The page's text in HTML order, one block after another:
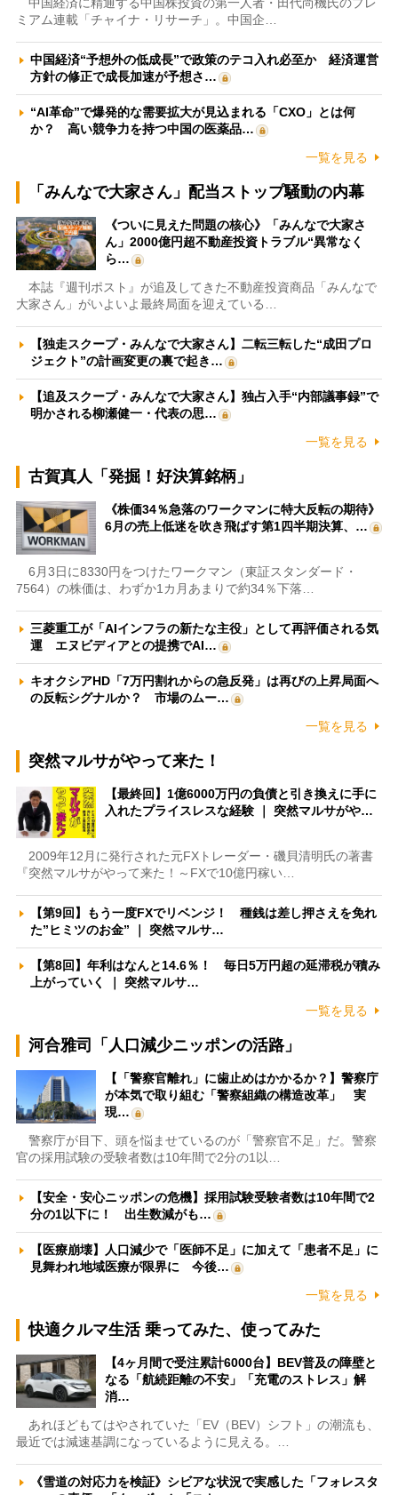
ミアム連載「チャイナ・リサーチ」。中国企…
中国経済“予想外の低成長”で政策のテコ入れ必至か 経済運営
方針の修正で成長加速が予想さ…
“AI革命”で爆発的な需要拡大が見込まれる「CXO」とは何
か？ 高い競争力を持つ中国の医薬品…
一覧を見る
「みんなで大家さん」配当ストップ騒動の内幕
《ついに見えた問題の核心》「みんなで大家さ
ん」2000億円超不動産投資トラブル“異常なく
ら…
本誌『週刊ポスト』が追及してきた不動産投資商品「みんなで
大家さん」がいよいよ最終局面を迎えている…
【独走スクープ・みんなで大家さん】二転三転した“成田プロ
ジェクト”の計画変更の裏で起き…
【追及スクープ・みんなで大家さん】独占入手“内部議事録”で
明かされる柳瀬健一・代表の思…
一覧を見る
古賀真人「発掘！好決算銘柄」
《株価34％急落のワークマンに特大反転の期待》
6月の売上低迷を吹き飛ばす第1四半期決算、…
6月3日に8330円をつけたワークマン（東証スタンダード・
7564）の株価は、わずか1カ月あまりで約34％下落…
三菱重工が「AIインフラの新たな主役」として再評価される気
運 エヌビディアとの提携でAI…
キオクシアHD「7万円割れからの急反発」は再びの上昇局面へ
の反転シグナルか？ 市場のムー…
一覧を見る
突然マルサがやって来た！
【最終回】1億6000万円の負債と引き換えに手に
入れたプライスレスな経験 ｜ 突然マルサがや…
2009年12月に発行された元FXトレーダー・磯貝清明氏の著書
『突然マルサがやって来た！～FXで10億円稼い…
【第9回】もう一度FXでリベンジ！ 種銭は差し押さえを免れ
た”ヒミツのお金” ｜ 突然マルサ…
【第8回】年利はなんと14.6％！ 毎日5万円超の延滞税が積み
上がっていく ｜ 突然マルサ…
一覧を見る
河合雅司「人口減少ニッポンの活路」
【「警察官離れ」に歯止めはかかるか？】警察庁
が本気で取り組む「警察組織の構造改革」 実
現…
警察庁が目下、頭を悩ませているのが「警察官不足」だ。警察
官の採用試験の受験者数は10年間で2分の1以…
【安全・安心ニッポンの危機】採用試験受験者数は10年間で2
分の1以下に！ 出生数減がも…
【医療崩壊】人口減少で「医師不足」に加えて「患者不足」に
見舞われ地域医療が限界に 今後…
一覧を見る
快適クルマ生活 乗ってみた、使ってみた
【4ヶ月間で受注累計6000台】BEV普及の障壁と
なる「航続距離の不安」「充電のストレス」解
消…
あれほどもてはやされていた「EV（BEV）シフト」の潮流も、
最近では減速基調になっているように見える。…
《雪道の対応力を検証》シビアな状況で実感した「フォレスタ